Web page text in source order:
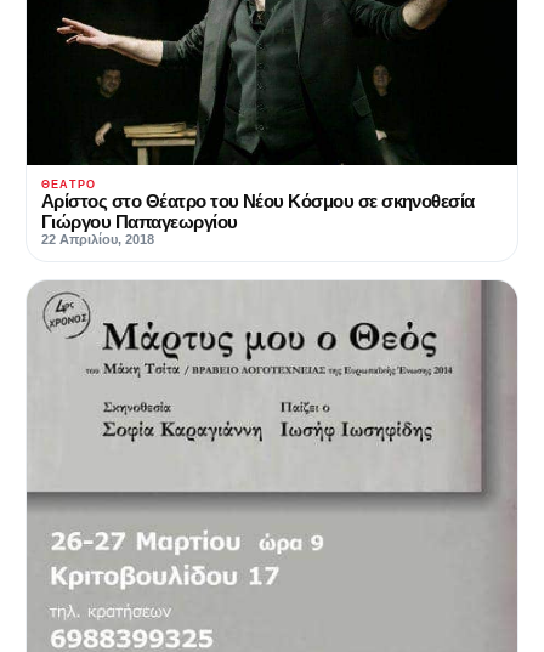
ΘΈΑΤΡΟ
Αρίστος στο Θέατρο του Νέου Κόσμου σε σκηνοθεσία
Γιώργου Παπαγεωργίου
22 Απριλίου, 2018